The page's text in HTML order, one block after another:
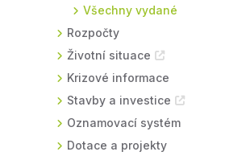
Všechny vydané
Rozpočty
Životní situace
Krizové informace
Stavby a investice
Oznamovací systém
Dotace a projekty